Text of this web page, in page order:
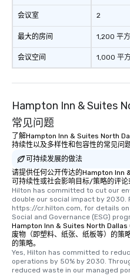
会议室
最大的房间
会议空间
2
1,200 平
1,000 平
Hampton Inn & Suites
常见问题
了解Hampton Inn & Suites North
持续性以及多样性和包容性的常见问
可持续发展的做法
请提供任何公开传达的Hampton
可持续性或社会影响目标/策略的评论
Hilton has committed to cut our
double our social impact by 2030.
https://cr.hilton.com, for details
Social and Governance (ESG)
Hampton Inn & Suites North Dallas
废物（即塑料、纸张、纸板等）的策
的策略。
Yes, Hilton has committed to
operations by 50% by 2030.
reduced waste in our managed